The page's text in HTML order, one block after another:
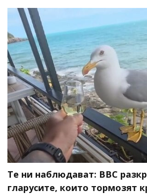
Те ни наблюдават: BBC
гларусите, които тормозят